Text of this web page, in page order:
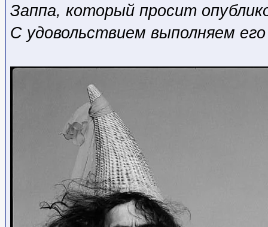
Заппа, который просит
С удовольствием выполняем его